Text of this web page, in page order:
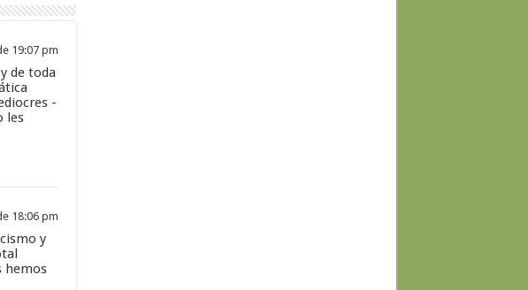
19:07 pm
de toda
-
les
18:06 pm
y
hemos